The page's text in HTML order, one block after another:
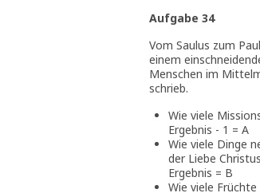
Aufgabe 34
Vom Saulus zum
einem
Menschen im
schrieb.
Wie viele
Ergebnis - 1 = A
Wie viele Dinge
der Liebe
Ergebnis = B
Wie viele